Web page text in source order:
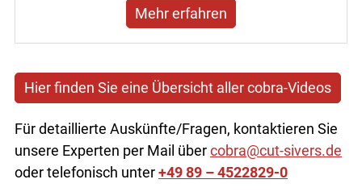
Mehr erfahren
Hier finden Sie eine Übersicht aller cobra-Videos
Für detaillierte Auskünfte/Fragen, kontaktieren Sie
unsere Experten per Mail übercobra@cut-sivers.de
oder telefonisch unter+49 89 – 4522829-0